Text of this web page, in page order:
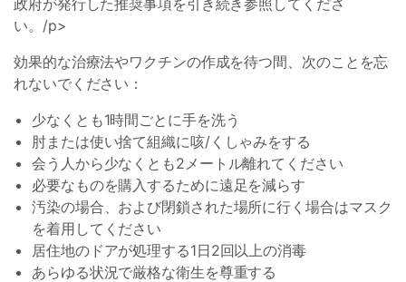
政府が発行した推奨事項を引き続き参照してくださ
い。/p>
効果的な治療法やワクチンの作成を待つ間、次のことを忘
れないでください：
少なくとも1時間ごとに手を洗う
肘または使い捨て組織に咳/くしゃみをする
会う人から少なくとも2メートル離れてください
必要なものを購入するために遠足を減らす
汚染の場合、および閉鎖された場所に行く場合はマスク
を着用してください
居住地のドアが処理する1日2回以上の消毒
あらゆる状況で厳格な衛生を尊重する